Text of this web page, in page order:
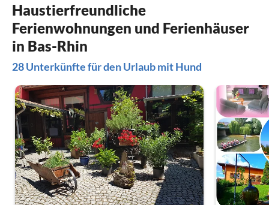
Haustierfreundliche
Ferienwohnungen und Ferienhäuser
in Bas-Rhin
28 Unterkünfte für den Urlaub mit Hund